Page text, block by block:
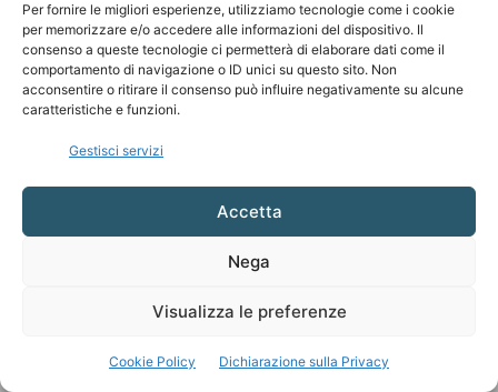
Per fornire le migliori esperienze, utilizziamo tecnologie come i cookie
per memorizzare e/o accedere alle informazioni del dispositivo. Il
consenso a queste tecnologie ci permetterà di elaborare dati come il
comportamento di navigazione o ID unici su questo sito. Non
acconsentire o ritirare il consenso può influire negativamente su alcune
caratteristiche e funzioni.
Gestisci servizi
Accetta
Nega
Visualizza le preferenze
Cookie Policy Dichiarazione sulla Privacy
SEGUICI